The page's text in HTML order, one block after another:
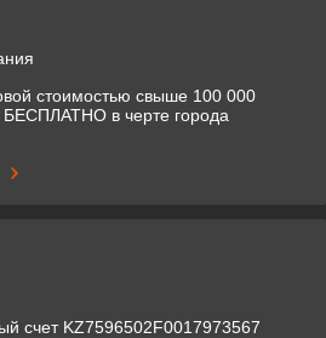
стоимостью свыше 100 000
БЕСПЛАТНО в черте города
счет KZ7596502F0017973567